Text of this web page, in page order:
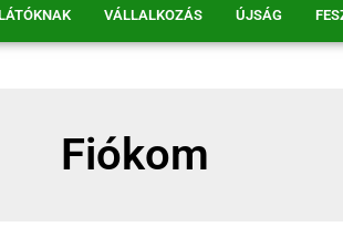
VÁLLALKOZÁS ÚJSÁG
Fiókom